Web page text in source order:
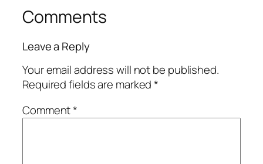
Comments
Leave a Reply
Your email address will not be published.
Required fields are marked*
Comment*